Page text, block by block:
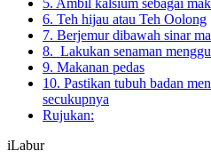
6. Teh hijau atau Teh Oolong
7. Berjemur dibawah sinar
8. Lakukan senaman
9. Makanan pedas
10. Pastikan tubuh badan
secukupnya
Rujukan:
iLabur